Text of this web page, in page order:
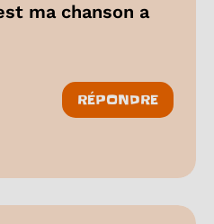
ma chanson a
les réactions
RÉPONDRE